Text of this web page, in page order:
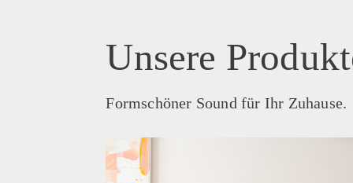
Unsere
Formschöner Sound für Ihr Zuhause.